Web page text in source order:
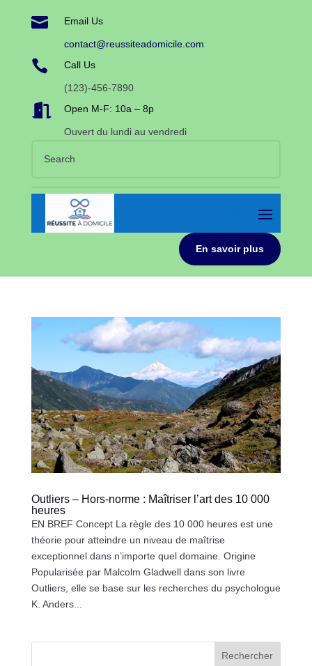
 Email Us
contact@reussiteadomicile.com
 Call Us
(123)-456-7890
 Open M-F: 10a – 8p
Ouvert du lundi au vendredi
En savoir plus
Outliers – Hors-norme : Maîtriser l’art des 10 000
heures
EN BREF Concept La règle des 10 000 heures est une
théorie pour atteindre un niveau de maîtrise
exceptionnel dans n’importe quel domaine. Origine
Popularisée par Malcolm Gladwell dans son livre
Outliers, elle se base sur les recherches du psychologue
K. Anders...
Rechercher